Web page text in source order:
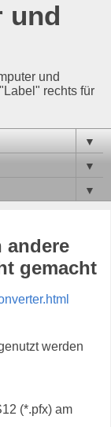
und
und
rechts für
▼
▼
▼
andere
gemacht
werden
(*.pfx) am